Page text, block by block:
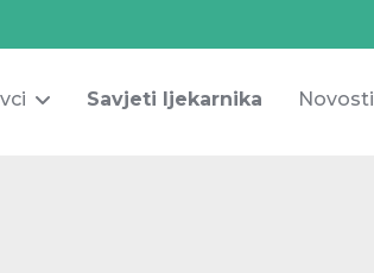
Savjeti ljekarnika Novosti